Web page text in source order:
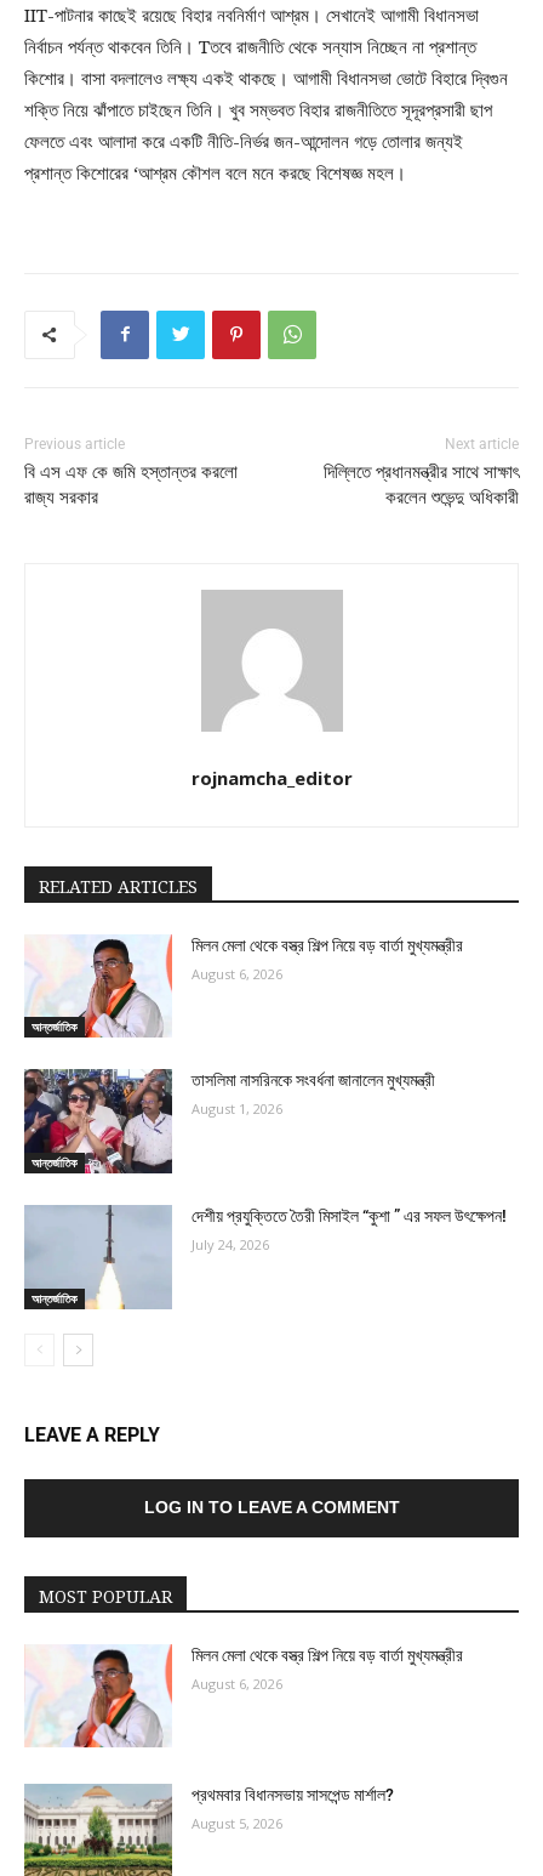
IIT-পাটনার কাছেই রয়েছে বিহার নবনির্মাণ আশ্রম। সেখানেই আগামী বিধানসভা
নির্বাচন পর্যন্ত থাকবেন তিনি। Tতবে রাজনীতি থেকে সন্যাস নিচ্ছেন না প্রশান্ত
কিশোর। বাসা বদলালেও লক্ষ্য একই থাকছে। আগামী বিধানসভা ভোটে বিহারে দ্বিগুন
শক্তি নিয়ে ঝাঁপাতে চাইছেন তিনি। খুব সম্ভবত বিহার রাজনীতিতে সূদূরপ্রসারী ছাপ
ফেলতে এবং আলাদা করে একটি নীতি-নির্ভর জন-আন্দোলন গড়ে তোলার জন্যই
প্রশান্ত কিশোরের ‘আশ্রম কৌশল বলে মনে করছে বিশেষজ্ঞ মহল।
Previous article
বি এস এফ কে জমি হস্তান্তর করলো
রাজ্য সরকার
Next article
দিল্লিতে প্রধানমন্ত্রীর সাথে সাক্ষাৎ
করলেন শুভেন্দু অধিকারী
rojnamcha_editor
RELATED ARTICLES
আন্তর্জাতিক
মিলন মেলা থেকে বস্ত্র শিল্প নিয়ে বড় বার্তা মুখ্যমন্ত্রীর
August 6, 2026
আন্তর্জাতিক
তাসলিমা নাসরিনকে সংবর্ধনা জানালেন মুখ্যমন্ত্রী
August 1, 2026
আন্তর্জাতিক
দেশীয় প্রযুক্তিতে তৈরী মিসাইল “কুশা ” এর সফল উৎক্ষেপন!
July 24, 2026
LEAVE A REPLY
LOG IN TO LEAVE A COMMENT
MOST POPULAR
মিলন মেলা থেকে বস্ত্র শিল্প নিয়ে বড় বার্তা মুখ্যমন্ত্রীর
August 6, 2026
প্রথমবার বিধানসভায় সাসপেন্ড মার্শাল?
August 5, 2026